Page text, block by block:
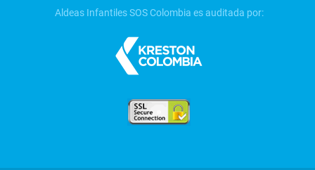
Aldeas Infantiles SOS Colombia es auditada por: